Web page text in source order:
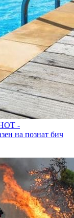
-
на познат бич